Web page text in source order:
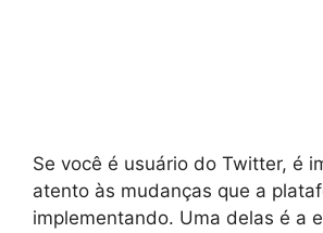
Se você é usuário do Twitter, é
atento às mudanças que a
implementando. Uma delas é a